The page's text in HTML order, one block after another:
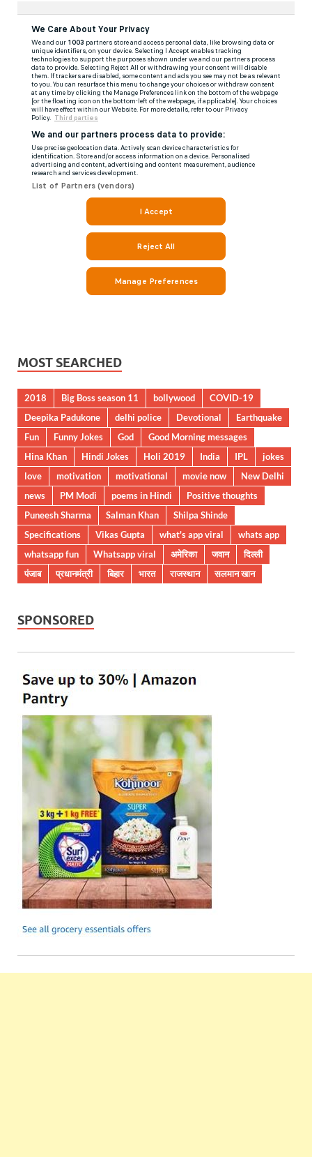
MOST SEARCHED
2018 Big Boss season 11 bollywood
COVID-19
Deepika Padukone
delhi police Devotional
Earthquake
Fun
Funny Jokes God
Good Morning messages
Hina Khan
Hindi Jokes Holi 2019 India IPL
jokes
love
motivation motivational movie now
New Delhi
news
PM Modi poems in Hindi
Positive thoughts
Puneesh Sharma
Salman Khan
Shilpa Shinde
Specifications
Vikas Gupta what's app viral
whats app
whatsapp fun
Whatsapp viral अमेरिका जवान
दिल्ली
पंजाब
प्रधानमंत्री बिहार भारत राजस्थान सलमान खान
SPONSORED